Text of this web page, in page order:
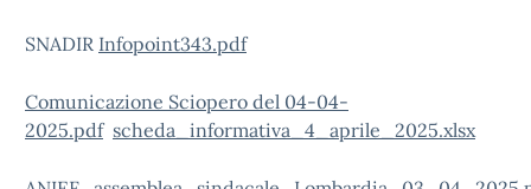
SNADIR Infopoint343.pdf
Comunicazione Sciopero del 04-04-
2025.pdf scheda_informativa_4_aprile_2025.xlsx